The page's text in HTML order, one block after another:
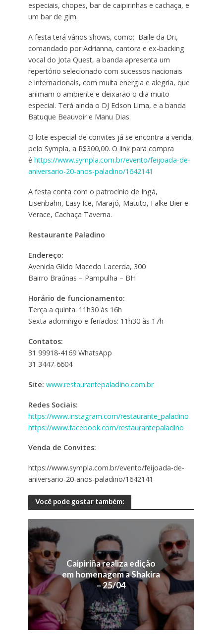
especiais, chopes, bar de caipirinhas e cachaça, e
um bar de gim.
A festa terá vários shows, como: Baile da Dri,
comandado por Adrianna, cantora e ex-backing
vocal do Jota Quest, a banda apresenta um
repertório selecionado com sucessos nacionais
e internacionais, com muita energia e alegria, que
animam o ambiente e deixarão o dia muito
especial. Terá ainda o DJ Edson Lima, e a banda
Batuque Beauvoir e Manu Dias.
O lote especial de convites já se encontra a venda,
pelo Sympla, a R$300,00. O link para compra
é https://www.sympla.com.br/evento/feijoada-de-
aniversario-20-anos-paladino/1642141
A festa conta com o patrocínio de Ingá,
Eisenbahn, Easy Ice, Marajó, Matuto, Falke Bier e
Verace, Cachaça Taverna.
Restaurante Paladino
Endereço:
Avenida Gildo Macedo Lacerda, 300
Bairro Braúnas – Pampulha – BH
Horário de funcionamento:
Terça a quinta: 11h30 às 16h
Sexta adomingo e feriados: 11h30 às 17h
Contatos:
31 99918-4169 WhatsApp
31 3447-6604
Site: www.restaurantepaladino.com.br
Redes Sociais:
https://www.instagram.com/restaurante_paladino
https://www.facebook.com/restaurantepaladino
Venda de Convites:
https://www.sympla.com.br/evento/feijoada-de-
aniversario-20-anos-paladino/1642141
Você pode gostar também:
Caipiriña realiza edição
em homenagem a Shakira
– 25/04